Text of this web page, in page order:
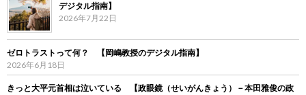
デジタル指南】
2026年7月22日
ゼロトラストって何？ 【岡嶋教授のデジタル指南】
2026年6月18日
きっと大平元首相は泣いている 【政眼鏡（せいがんきょう）－本田雅俊の政